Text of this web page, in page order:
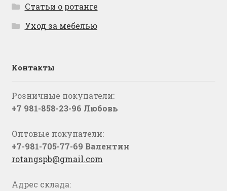
Статьи о ротанге
Уход за мебелью
Контакты
Розничные покупатели:
+7 981-858-23-96 Любовь
Оптовые покупатели:
+7-981-705-77-69 Валентин
rotangspb@gmail.com
Адрес склада: